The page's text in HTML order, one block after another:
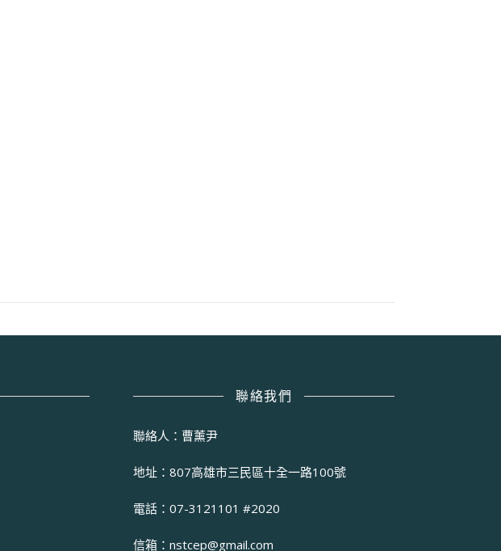
聯絡我們
聯絡人：曹薰尹
地址：807高雄市三民區十全一路100號
電話：07-3121101 #2020
信箱： nstcep@gmail.com